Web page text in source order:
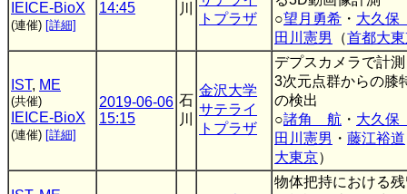
IEICE-BioX
(連催) [詳細]
14:45
川
トプラザ
○望月勇希 ・ 大久
田川憲男
（首都大
IST, ME
(共催)
IEICE-BioX
(連催) [詳細]
2019-06-06
15:15
石
川
金沢大学
サテライ
トプラザ
デプスカメラで計
3次元点群からの膝
の検出
○諸角 航 ・ 大久
田川憲男 ・ 藤江裕道
大東京）
物体把持における